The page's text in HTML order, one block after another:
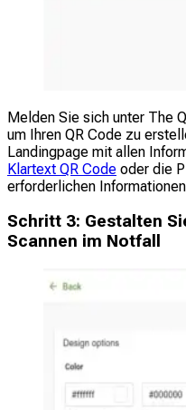
Melden Sie sich unter The
um Ihren QR Code zu
Landingpage mit allen
Klartext QR Code oder die
erforderlichen
Schritt 3: Gestalten
Scannen im Notfall